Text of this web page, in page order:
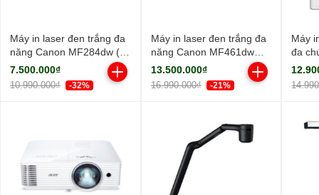
Máy in laser đen trắng đa
năng Canon MF284dw (In
đảo mặt| Copy| Scan| ADF
A4| A5| USB| LAN| WIFI)
7.500.000₫
10.990.000₫ -32%
Máy in laser đen trắng đa
năng Canon MF461dw
(NK)
13.500.000₫
16.990.000₫ -21%
Máy
đa